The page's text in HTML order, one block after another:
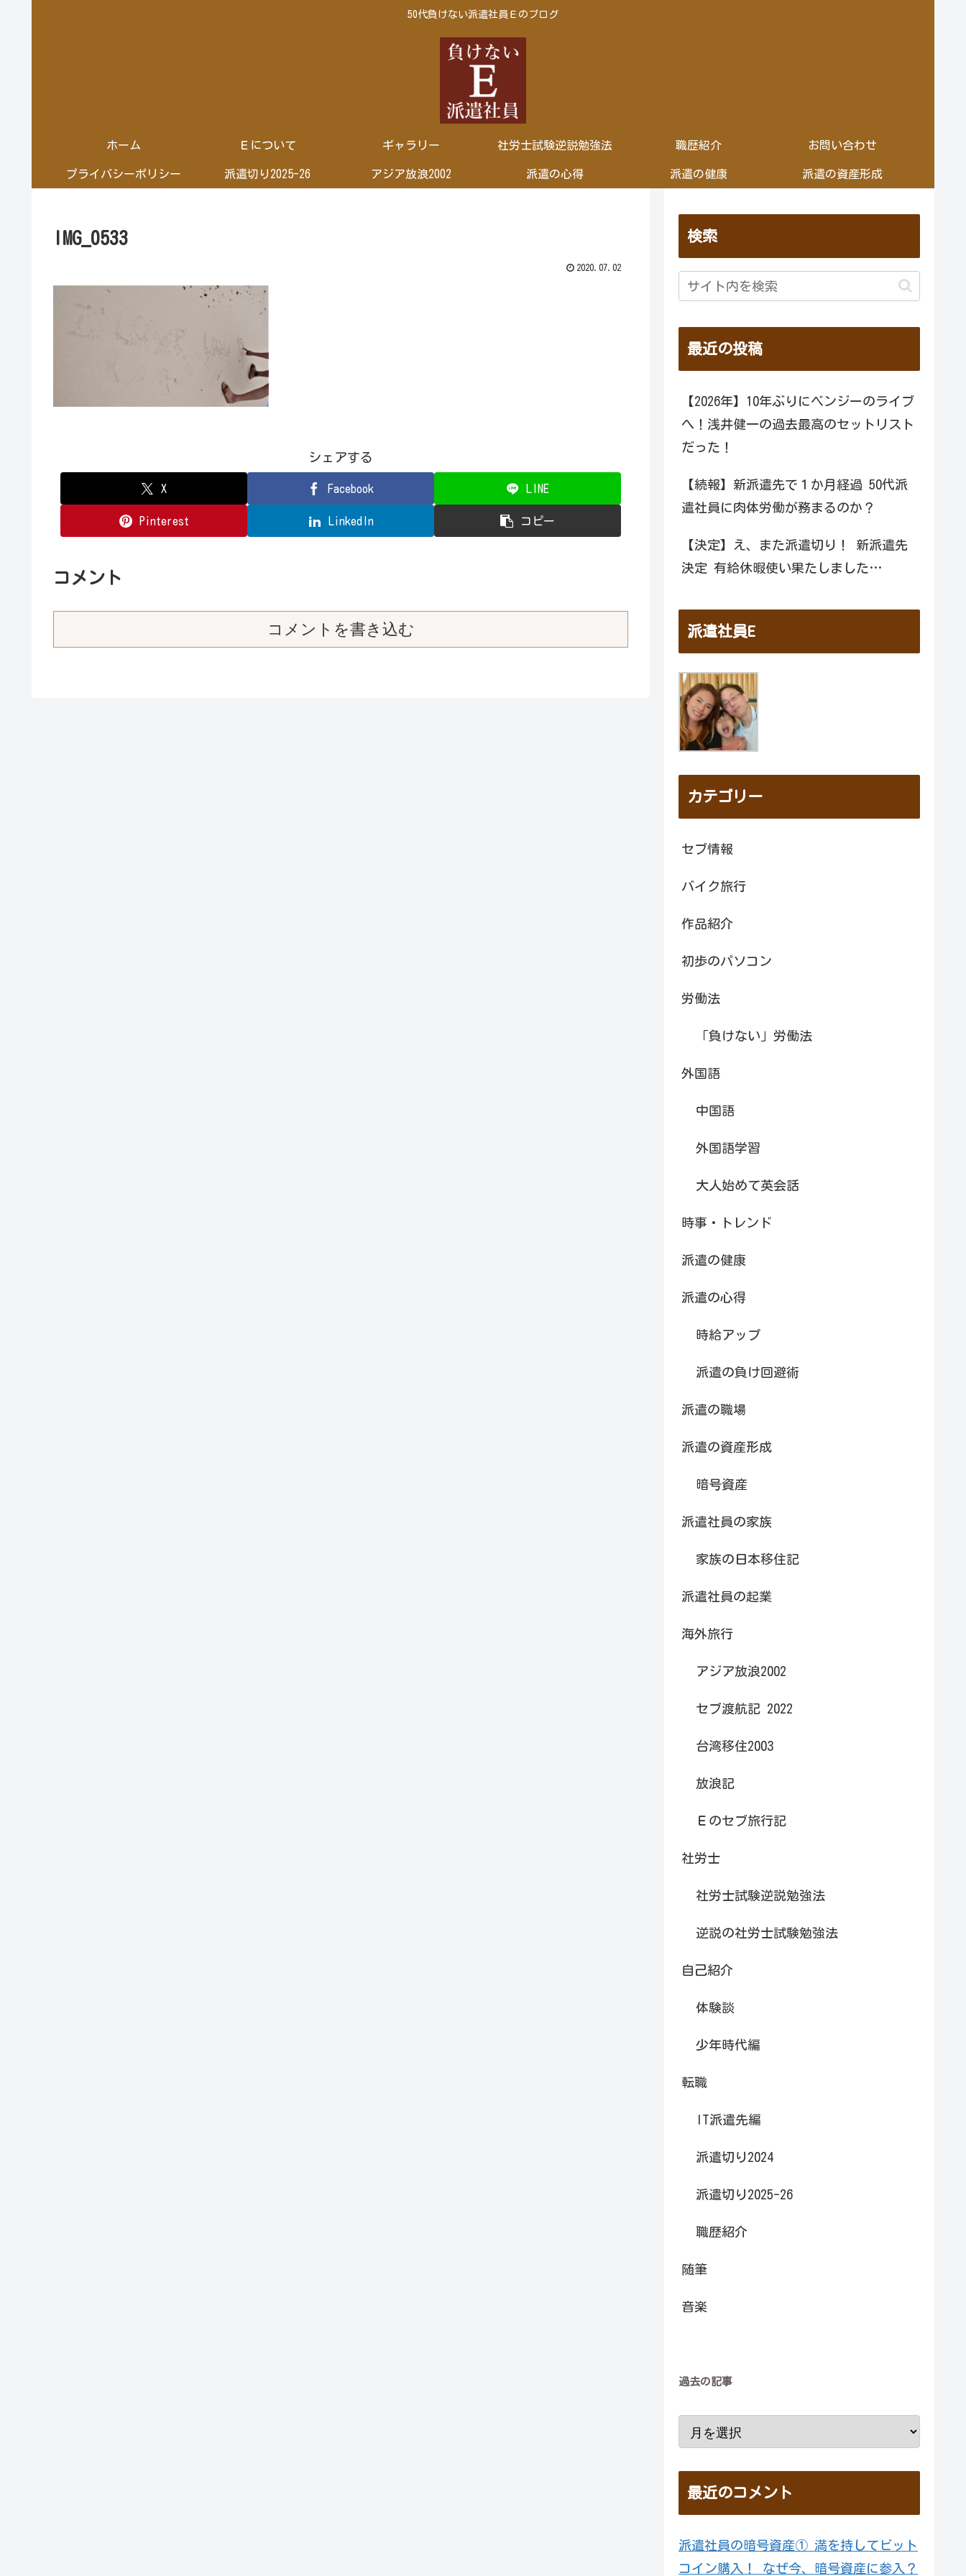
50代負けない派遣社員Ｅのブログ
ホーム Ｅについて ギャラリー 社労士試験逆説勉強法 職歴紹介 お問い合わせ
プライバシーポリシー 派遣切り2025-26 アジア放浪2002 派遣の心得 派遣の健康 派遣の資産形成
IMG_0533
2020.07.02
シェアする
X Facebook LINE
Pinterest LinkedIn コピー
コメント
コメントを書き込む
検索
最近の投稿
【2026年】10年ぶりにベンジーのライブ
へ！浅井健一の過去最高のセットリスト
だった！
【続報】新派遣先で１か月経過 50代派
遣社員に肉体労働が務まるのか？
【決定】え、また派遣切り！ 新派遣先
決定 有給休暇使い果たしました…
派遣社員E
カテゴリー
セブ情報
バイク旅行
作品紹介
初歩のパソコン
労働法
「負けない」労働法
外国語
中国語
外国語学習
大人始めて英会話
時事・トレンド
派遣の健康
派遣の心得
時給アップ
派遣の負け回避術
派遣の職場
派遣の資産形成
暗号資産
派遣社員の家族
家族の日本移住記
派遣社員の起業
海外旅行
アジア放浪2002
セブ渡航記 2022
台湾移住2003
放浪記
Ｅのセブ旅行記
社労士
社労士試験逆説勉強法
逆説の社労士試験勉強法
自己紹介
体験談
少年時代編
転職
IT派遣先編
派遣切り2024
派遣切り2025-26
職歴紹介
随筆
音楽
過去の記事
最近のコメント
派遣社員の暗号資産① 満を持してビット
コイン購入！ なぜ今、暗号資産に参入？